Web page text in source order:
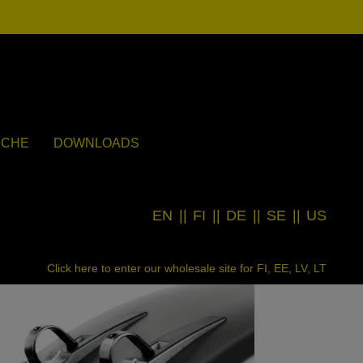
DOWNLOADS
EN FI DE SE US
Click here to enter our wholesale site for FI, EE, LV, LT